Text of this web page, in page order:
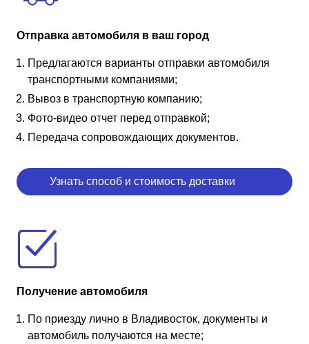
Отправка автомобиля в ваш город
Предлагаются варианты отправки автомобиля
транспортными компаниями;
Вывоз в транспортную компанию;
Фото-видео отчет перед отправкой;
Передача сопровождающих документов.
Узнать способ и стоимость доставки
Получение автомобиля
По приезду лично в Владивосток, документы и
автомобиль получаются на месте;